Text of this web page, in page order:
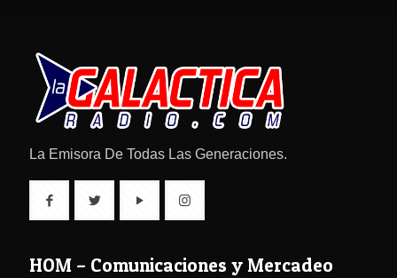
La Emisora De Todas Las Generaciones.
HOM – Comunicaciones y Mercadeo